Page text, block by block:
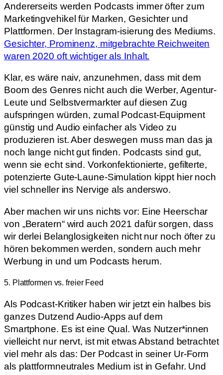
Andererseits werden Podcasts immer öfter zum
Marketingvehikel für Marken, Gesichter und
Plattformen. Der Instagram-isierung des Mediums.
Gesichter, Prominenz, mitgebrachte Reichweiten
waren 2020 oft wichtiger als Inhalt.
Klar, es wäre naiv, anzunehmen, dass mit dem
Boom des Genres nicht auch die Werber, Agentur-
Leute und Selbstvermarkter auf diesen Zug
aufspringen würden, zumal Podcast-Equipment
günstig und Audio einfacher als Video zu
produzieren ist. Aber deswegen muss man das ja
noch lange nicht gut finden. Podcasts sind gut,
wenn sie echt sind. Vorkonfektionierte, gefilterte,
potenzierte Gute-Laune-Simulation kippt hier noch
viel schneller ins Nervige als anderswo.
Aber machen wir uns nichts vor: Eine Heerschar
von „Beratern“ wird auch 2021 dafür sorgen, dass
wir derlei Belanglosigkeiten nicht nur noch öfter zu
hören bekommen werden, sondern auch mehr
Werbung in und um Podcasts herum.
5. Plattformen vs. freier Feed
Als Podcast-Kritiker haben wir jetzt ein halbes bis
ganzes Dutzend Audio-Apps auf dem
Smartphone. Es ist eine Qual. Was Nutzer*innen
vielleicht nur nervt, ist mit etwas Abstand betrachtet
viel mehr als das: Der Podcast in seiner Ur-Form
als plattformneutrales Medium ist in Gefahr. Und